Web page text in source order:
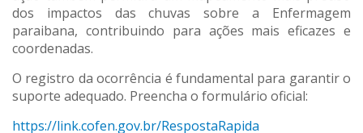
dos impactos das chuvas sobre a Enfermagem
paraibana, contribuindo para ações mais eficazes e
coordenadas.
O registro da ocorrência é fundamental para garantir o
suporte adequado. Preencha o formulário oficial:
https://link.cofen.gov.br/RespostaRapida